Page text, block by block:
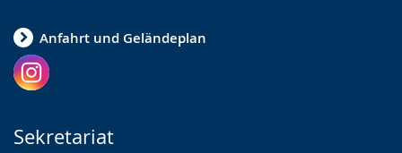
Anfahrt und Geländeplan
Sekretariat